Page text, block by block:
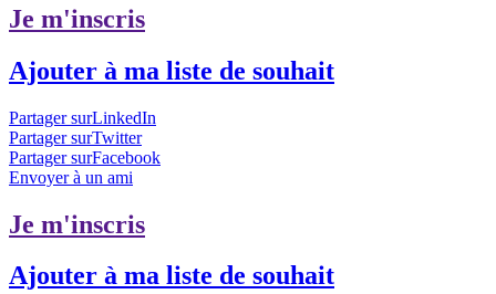
Je m'inscris
Ajouter à ma liste de souhait
Partager surLinkedIn
Partager surTwitter
Partager surFacebook
Envoyer à un ami
Je m'inscris
Ajouter à ma liste de souhait